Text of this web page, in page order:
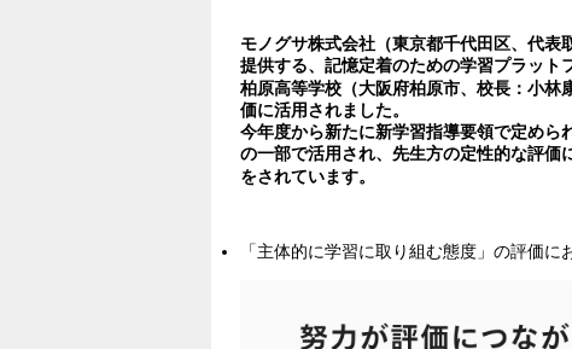
モノグサ株式会社（東京都千代田区、代
提供する、記憶定着のための学習プラッ
柏原高等学校（大阪府柏原市、校長：小
価に活用されました。
今年度から新たに新学習指導要領で定めら
の一部で活用され、先生方の定性的な評
をされています。
「主体的に学習に取り組む態度」の評価に